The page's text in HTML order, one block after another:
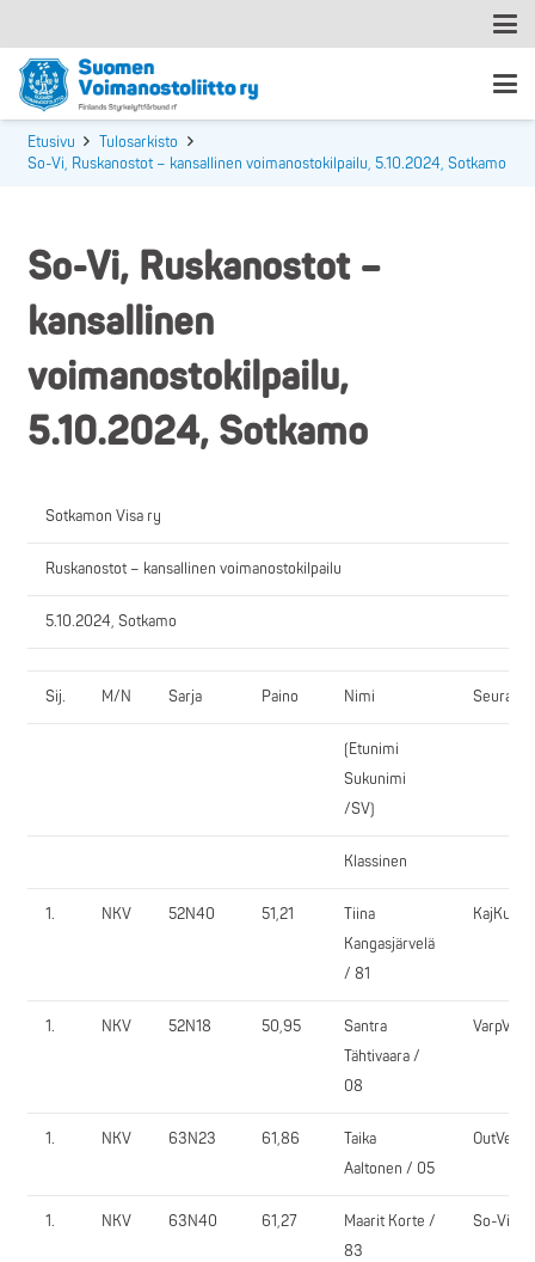
Etusivu
Tulosarkisto
So-Vi, Ruskanostot – kansallinen voimanostokilpailu, 5.10.2024, Sotkamo
So-Vi, Ruskanostot –
kansallinen
voimanostokilpailu,
5.10.2024, Sotkamo
Sotkamon Visa ry
Ruskanostot – kansallinen voimanostokilpailu
5.10.2024, Sotkamo
Sij. M/N Sarja Paino Nimi Seura
(Etunimi
Sukunimi
/SV)
Klassinen
1. NKV 52N40 51,21
Tiina
Kangasjärvelä
/ 81
KajKu
1. NKV 52N18 50,95
Santra
Tähtivaara /
08
VarpVi
1. NKV 63N23 61,86
Taika
Aaltonen / 05
OutVe
1. NKV 63N40 61,27
Maarit Korte /
83
So-Vi